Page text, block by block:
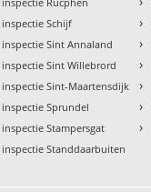
inspectie Schijf
inspectie Sint Annaland
inspectie Sint Willebrord
inspectie Sint-Maartensdijk
inspectie Sprundel
inspectie Stampersgat
inspectie Standdaarbuiten
›
›
›
›
›
›